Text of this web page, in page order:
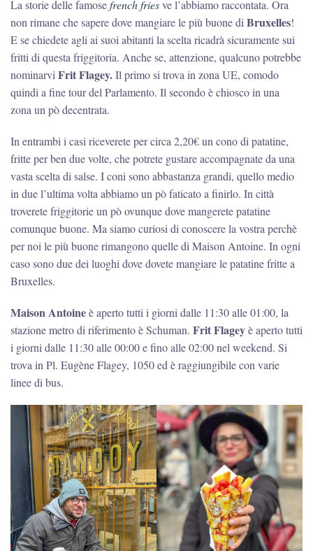
La storie delle famosefrench friesve l’abbiamo raccontata. Ora
non rimane che sapere dove mangiare le più buone di Bruxelles!
E se chiedete agli ai suoi abitanti la scelta ricadrà sicuramente sui
fritti di questa friggitoria. Anche se, attenzione, qualcuno potrebbe
nominarvi Frit Flagey.Il primo si trova in zona UE, comodo
quindi a fine tour del Parlamento. Il secondo è chiosco in una
zona un pò decentrata.
In entrambi i casi riceverete per circa 2,20€ un cono di patatine,
fritte per ben due volte, che potrete gustare accompagnate da una
vasta scelta di salse. I coni sono abbastanza grandi, quello medio
in due l’ultima volta abbiamo un pò faticato a finirlo. In città
troverete friggitorie un pò ovunque dove mangerete patatine
comunque buone. Ma siamo curiosi di conoscere la vostra perchè
per noi le più buone rimangono quelle di Maison Antoine. In ogni
caso sono due dei luoghi dove dovete mangiare le patatine fritte a
Bruxelles.
Maison Antoineè aperto tutti i giorni dalle 11:30 alle 01:00, la
stazione metro di riferimento è Schuman. Frit Flageyè aperto tutti
i giorni dalle 11:30 alle 00:00 e fino alle 02:00 nel weekend. Si
trova in Pl. Eugène Flagey, 1050 ed è raggiungibile con varie
linee di bus.